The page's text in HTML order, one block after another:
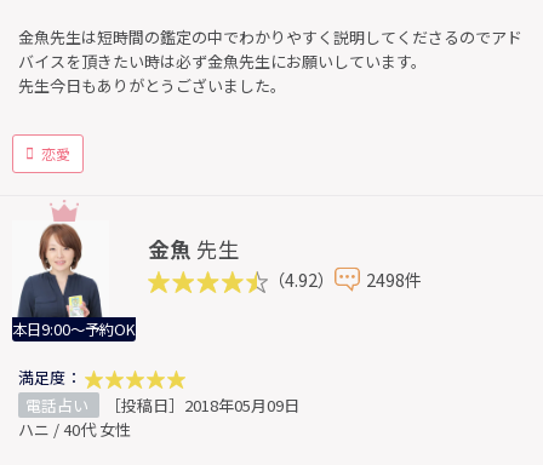
金魚先生は短時間の鑑定の中でわかりやすく説明してくださるのでアド
バイスを頂きたい時は必ず金魚先生にお願いしています。
先生今日もありがとうございました。
恋愛
本日9:00～予約OK
金魚 先生
（4.92） 2498件
満足度：
電話占い
［投稿日］2018年05月09日
ハニ / 40代 女性